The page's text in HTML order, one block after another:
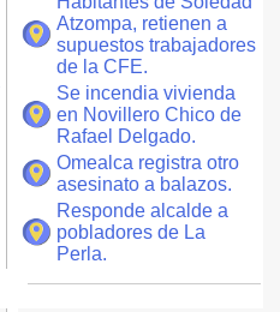
Atzompa, retienen a
supuestos trabajadores
de la CFE.
Se incendia vivienda
en Novillero Chico de
Rafael Delgado.
Omealca registra otro
asesinato a balazos.
Responde alcalde a
pobladores de La
Perla.